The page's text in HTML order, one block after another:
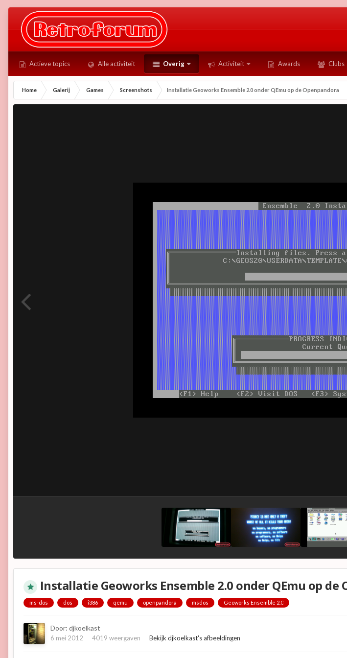
Actieve topics Alle activiteit Overig Activiteit Awards Clubs
Home Galerij Games Screenshots Installatie Geoworks Ensemble 2.0 onder QEmu op de Openpandora
Installatie Geoworks Ensemble 2.0 onder QEmu op de
ms-dos dos i386 qemu openpandora msdos Geoworks Ensemble 2.0
Door: djkoelkast
6 mei 2012 4019 weergaven Bekijk djkoelkast's afbeeldingen